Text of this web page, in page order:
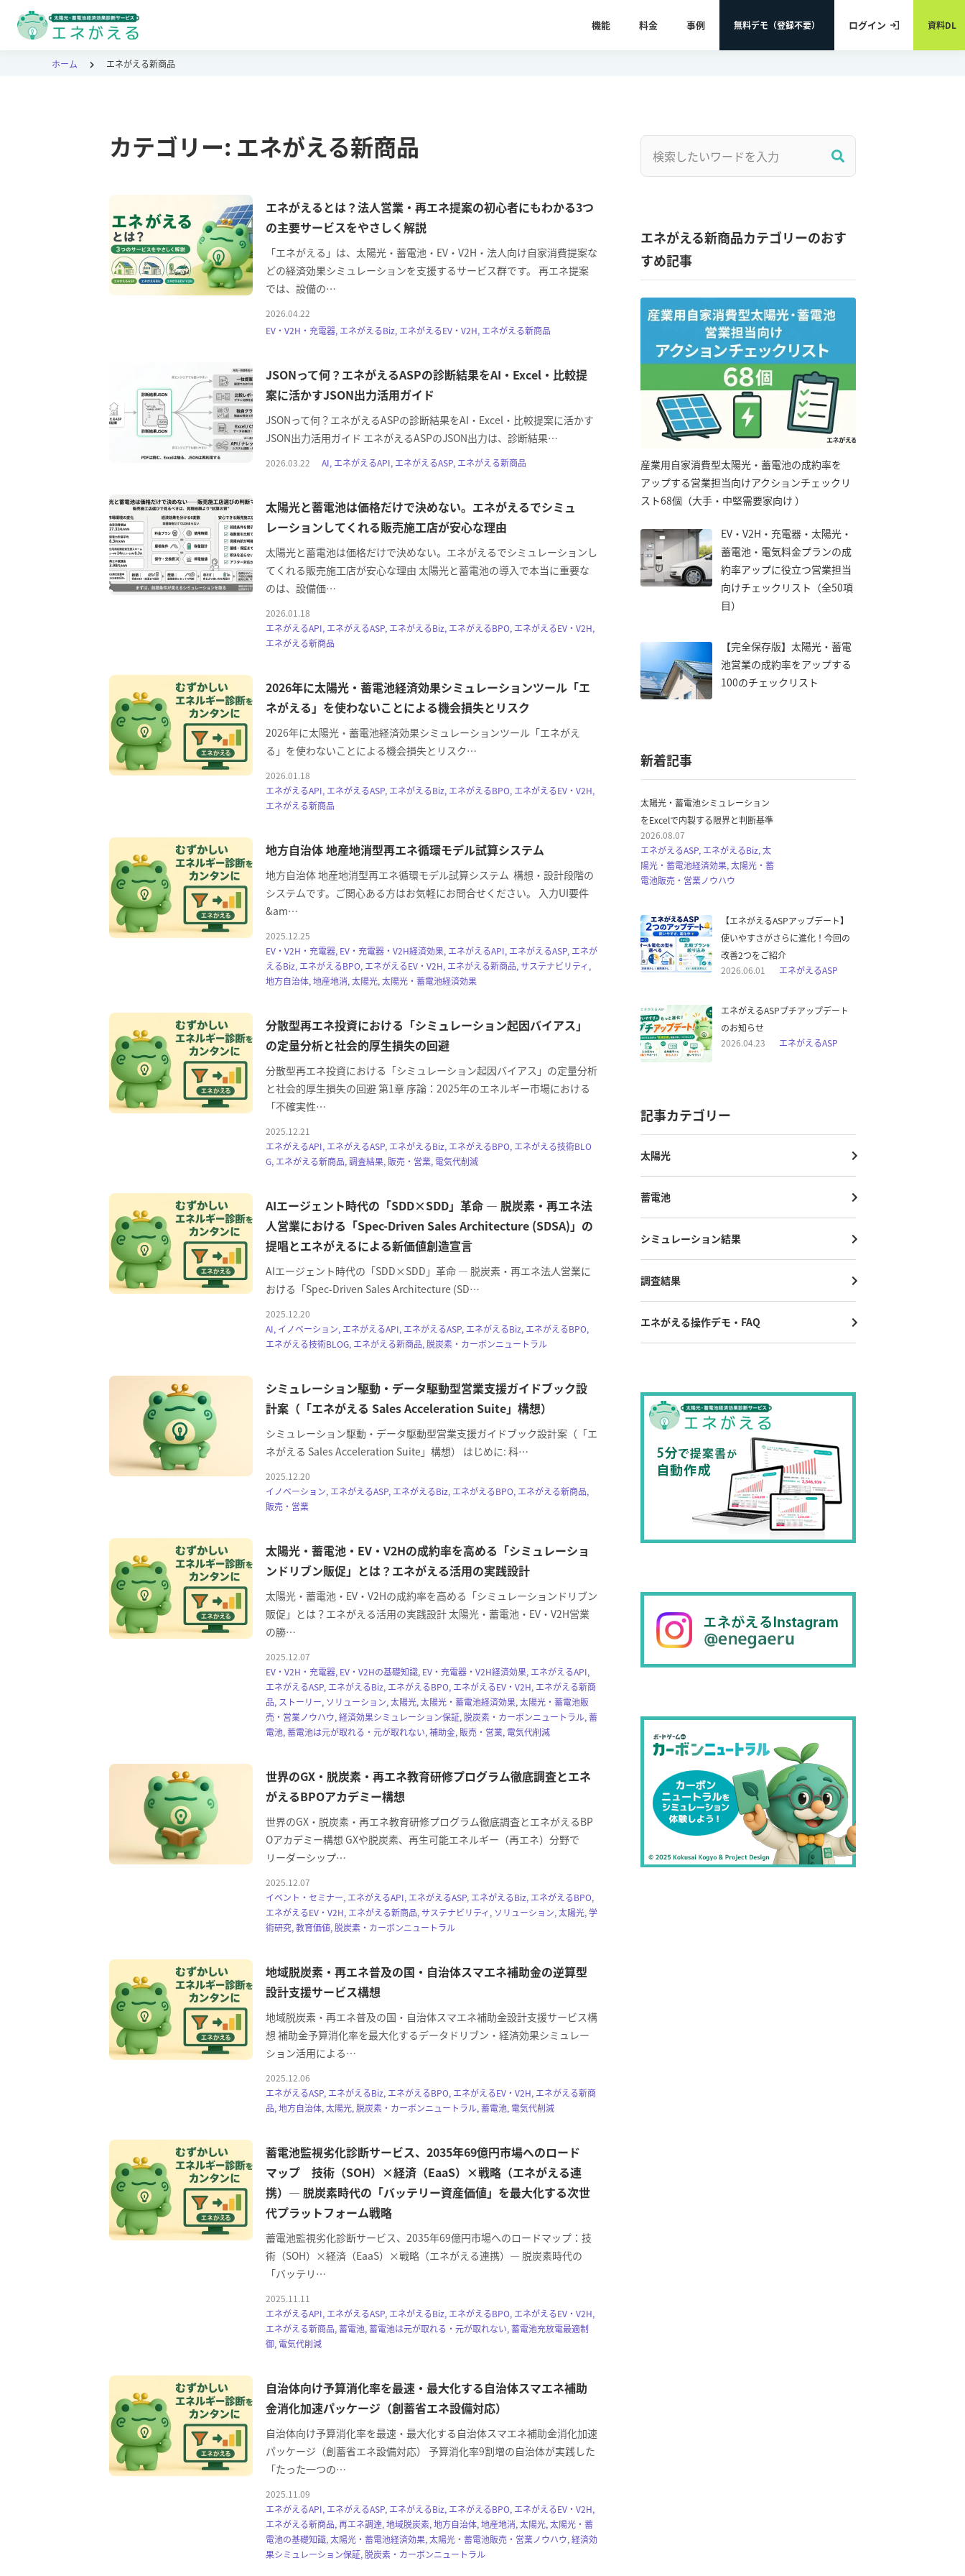
機能 料金 事例 無料デモ（登録不要） ログイン 資料DL
ホーム エネがえる新商品
カテゴリー: エネがえる新商品
エネがえるとは？法人営業・再エネ提案の初心者にもわかる3つ
の主要サービスをやさしく解説
「エネがえる」は、太陽光・蓄電池・EV・V2H・法人向け自家消費提案な
どの経済効果シミュレーションを支援するサービス群です。 再エネ提案
では、設備の…
2026.04.22
EV・V2H・充電器, エネがえるBiz, エネがえるEV・V2H, エネがえる新商品
JSONって何？エネがえるASPの診断結果をAI・Excel・比較提
案に活かすJSON出力活用ガイド
JSONって何？エネがえるASPの診断結果をAI・Excel・比較提案に活かす
JSON出力活用ガイド エネがえるASPのJSON出力は、診断結果…
2026.03.22 AI, エネがえるAPI, エネがえるASP, エネがえる新商品
太陽光と蓄電池は価格だけで決めない。エネがえるでシミュ
レーションしてくれる販売施工店が安心な理由
太陽光と蓄電池は価格だけで決めない。エネがえるでシミュレーションし
てくれる販売施工店が安心な理由 太陽光と蓄電池の導入で本当に重要な
のは、設備価…
2026.01.18
エネがえるAPI, エネがえるASP, エネがえるBiz, エネがえるBPO, エネがえるEV・V2H,
エネがえる新商品
2026年に太陽光・蓄電池経済効果シミュレーションツール「エ
ネがえる」を使わないことによる機会損失とリスク
2026年に太陽光・蓄電池経済効果シミュレーションツール「エネがえ
る」を使わないことによる機会損失とリスク…
2026.01.18
エネがえるAPI, エネがえるASP, エネがえるBiz, エネがえるBPO, エネがえるEV・V2H,
エネがえる新商品
地方自治体 地産地消型再エネ循環モデル試算システム
地方自治体 地産地消型再エネ循環モデル試算システム 構想・設計段階の
システムです。ご関心ある方はお気軽にお問合せください。 入力UI要件
&am…
2025.12.25
EV・V2H・充電器, EV・充電器・V2H経済効果, エネがえるAPI, エネがえるASP, エネが
えるBiz, エネがえるBPO, エネがえるEV・V2H, エネがえる新商品, サステナビリティ,
地方自治体, 地産地消, 太陽光, 太陽光・蓄電池経済効果
分散型再エネ投資における「シミュレーション起因バイアス」
の定量分析と社会的厚生損失の回避
分散型再エネ投資における「シミュレーション起因バイアス」の定量分析
と社会的厚生損失の回避 第1章 序論：2025年のエネルギー市場における
「不確実性…
2025.12.21
エネがえるAPI, エネがえるASP, エネがえるBiz, エネがえるBPO, エネがえる技術BLO
G, エネがえる新商品, 調査結果, 販売・営業, 電気代削減
AIエージェント時代の「SDD×SDD」革命 ― 脱炭素・再エネ法
人営業における「Spec-Driven Sales Architecture (SDSA)」の
提唱とエネがえるによる新価値創造宣言
AIエージェント時代の「SDD×SDD」革命 ― 脱炭素・再エネ法人営業に
おける「Spec-Driven Sales Architecture (SD…
2025.12.20
AI, イノベーション, エネがえるAPI, エネがえるASP, エネがえるBiz, エネがえるBPO,
エネがえる技術BLOG, エネがえる新商品, 脱炭素・カーボンニュートラル
シミュレーション駆動・データ駆動型営業支援ガイドブック設
計案（「エネがえる Sales Acceleration Suite」構想）
シミュレーション駆動・データ駆動型営業支援ガイドブック設計案（「エ
ネがえる Sales Acceleration Suite」構想） はじめに: 科…
2025.12.20
イノベーション, エネがえるASP, エネがえるBiz, エネがえるBPO, エネがえる新商品,
販売・営業
太陽光・蓄電池・EV・V2Hの成約率を高める「シミュレーショ
ンドリブン販促」とは？エネがえる活用の実践設計
太陽光・蓄電池・EV・V2Hの成約率を高める「シミュレーションドリブン
販促」とは？エネがえる活用の実践設計 太陽光・蓄電池・EV・V2H営業
の勝…
2025.12.07
EV・V2H・充電器, EV・V2Hの基礎知識, EV・充電器・V2H経済効果, エネがえるAPI,
エネがえるASP, エネがえるBiz, エネがえるBPO, エネがえるEV・V2H, エネがえる新商
品, ストーリー, ソリューション, 太陽光, 太陽光・蓄電池経済効果, 太陽光・蓄電池販
売・営業ノウハウ, 経済効果シミュレーション保証, 脱炭素・カーボンニュートラル, 蓄
電池, 蓄電池は元が取れる・元が取れない, 補助金, 販売・営業, 電気代削減
世界のGX・脱炭素・再エネ教育研修プログラム徹底調査とエネ
がえるBPOアカデミー構想
世界のGX・脱炭素・再エネ教育研修プログラム徹底調査とエネがえるBP
Oアカデミー構想 GXや脱炭素、再生可能エネルギー（再エネ）分野で
リーダーシップ…
2025.12.07
イベント・セミナー, エネがえるAPI, エネがえるASP, エネがえるBiz, エネがえるBPO,
エネがえるEV・V2H, エネがえる新商品, サステナビリティ, ソリューション, 太陽光, 学
術研究, 教育価値, 脱炭素・カーボンニュートラル
地域脱炭素・再エネ普及の国・自治体スマエネ補助金の逆算型
設計支援サービス構想
地域脱炭素・再エネ普及の国・自治体スマエネ補助金設計支援サービス構
想 補助金予算消化率を最大化するデータドリブン・経済効果シミュレー
ション活用による…
2025.12.06
エネがえるASP, エネがえるBiz, エネがえるBPO, エネがえるEV・V2H, エネがえる新商
品, 地方自治体, 太陽光, 脱炭素・カーボンニュートラル, 蓄電池, 電気代削減
蓄電池監視劣化診断サービス、2035年69億円市場へのロード
マップ 技術（SOH）×経済（EaaS）×戦略（エネがえる連
携）— 脱炭素時代の「バッテリー資産価値」を最大化する次世
代プラットフォーム戦略
蓄電池監視劣化診断サービス、2035年69億円市場へのロードマップ：技
術（SOH）×経済（EaaS）×戦略（エネがえる連携）— 脱炭素時代の
「バッテリ…
2025.11.11
エネがえるAPI, エネがえるASP, エネがえるBiz, エネがえるBPO, エネがえるEV・V2H,
エネがえる新商品, 蓄電池, 蓄電池は元が取れる・元が取れない, 蓄電池充放電最適制
御, 電気代削減
自治体向け予算消化率を最速・最大化する自治体スマエネ補助
金消化加速パッケージ（創蓄省エネ設備対応）
自治体向け予算消化率を最速・最大化する自治体スマエネ補助金消化加速
パッケージ（創蓄省エネ設備対応） 予算消化率9割増の自治体が実践した
「たった一つの…
2025.11.09
エネがえるAPI, エネがえるASP, エネがえるBiz, エネがえるBPO, エネがえるEV・V2H,
エネがえる新商品, 再エネ調達, 地域脱炭素, 地方自治体, 地産地消, 太陽光, 太陽光・蓄
電池の基礎知識, 太陽光・蓄電池経済効果, 太陽光・蓄電池販売・営業ノウハウ, 経済効
果シミュレーション保証, 脱炭素・カーボンニュートラル
エネがえる新商品カテゴリーのおす
すめ記事
産業用自家消費型太陽光・蓄電池の成約率を
アップする営業担当向けアクションチェックリ
スト68個（大手・中堅需要家向け ）
EV・V2H・充電器・太陽光・
蓄電池・電気料金プランの成
約率アップに役立つ営業担当
向けチェックリスト（全50項
目）
【完全保存版】太陽光・蓄電
池営業の成約率をアップする
100のチェックリスト
新着記事
太陽光・蓄電池シミュレーション
をExcelで内製する限界と判断基準
2026.08.07
エネがえるASP, エネがえるBiz, 太
陽光・蓄電池経済効果, 太陽光・蓄
電池販売・営業ノウハウ
【エネがえるASPアップデート】
使いやすさがさらに進化！今回の
改善2つをご紹介
2026.06.01
エネがえるASP
エネがえるASPプチアップデート
のお知らせ
2026.04.23
エネがえるASP
記事カテゴリー
太陽光
蓄電池
シミュレーション結果
調査結果
エネがえる操作デモ・FAQ